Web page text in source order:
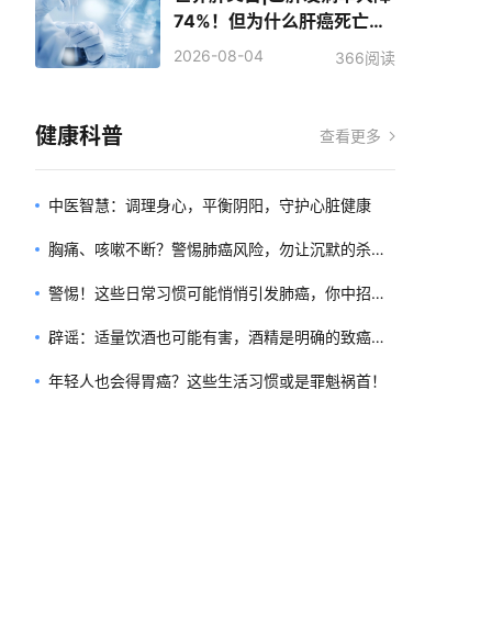
74%！但为什么肝癌死亡人
数反而增加了？
2026-08-04 366阅读
健康科普 查看更多
中医智慧：调理身心，平衡阴阳，守护心脏健康
胸痛、咳嗽不断？警惕肺癌风险，勿让沉默的杀手
得逞！
警惕！这些日常习惯可能悄悄引发肺癌，你中招了
吗？
辟谣：适量饮酒也可能有害，酒精是明确的致癌
物！
年轻人也会得胃癌？这些生活习惯或是罪魁祸首！